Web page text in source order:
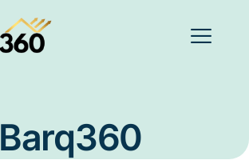
Barq360